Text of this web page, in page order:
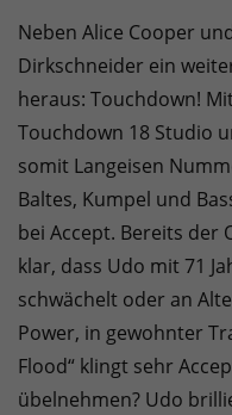
Neben Alice Cooper
Dirkschneider ein
heraus: Touchdown!
Touchdown 18 Studio
somit Langeisen
Baltes, Kumpel und
bei Accept. Bereits der
klar, dass Udo mit 71
schwächelt oder an
Power, in gewohnter
Flood“ klingt sehr
übelnehmen? Udo